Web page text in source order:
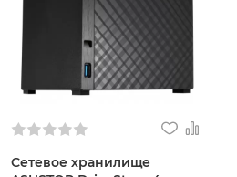
Сетевое хранилище